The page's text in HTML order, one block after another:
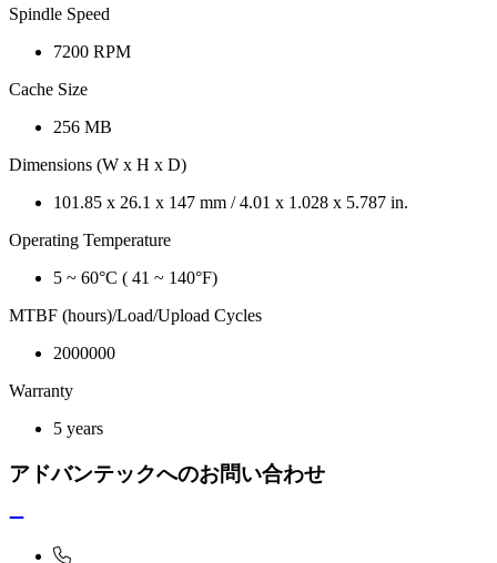
Spindle Speed
7200 RPM
Cache Size
256 MB
Dimensions (W x H x D)
101.85 x 26.1 x 147 mm / 4.01 x 1.028 x 5.787 in.
Operating Temperature
5 ~ 60°C ( 41 ~ 140°F)
MTBF (hours)/Load/Upload Cycles
2000000
Warranty
5 years
アドバンテックへのお問い合わせ